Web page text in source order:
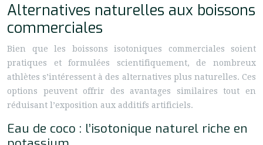
Alternatives naturelles aux boissons
commerciales
Bien que les boissons isotoniques commerciales soient
pratiques et formulées scientifiquement, de nombreux
athlètes s’intéressent à des alternatives plus naturelles. Ces
options peuvent offrir des avantages similaires tout en
réduisant l’exposition aux additifs artificiels.
Eau de coco : l’isotonique naturel riche en